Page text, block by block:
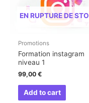
EN RUPTURE DE
Promotions
Formation instagram
niveau 1
99,00€
Add to cart